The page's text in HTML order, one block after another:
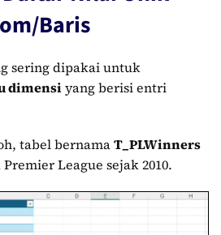
Baris
sering dipakai untuk
dimensi yang berisi entri
tabel bernamaT_PLWinners
League sejak 2010.